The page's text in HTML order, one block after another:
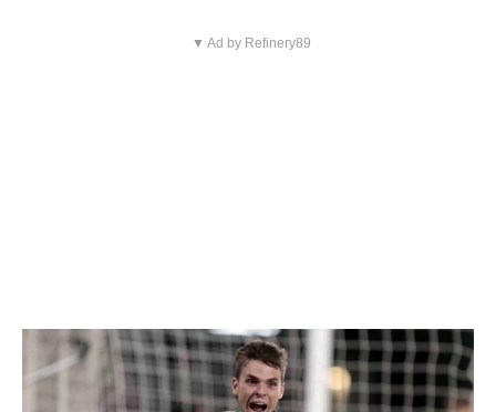
▼ Ad by Refinery89